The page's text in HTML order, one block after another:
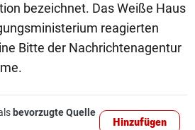
bezeichnet. Das Weiße Haus
reagierten
Bitte der Nachrichtenagentur
bevorzugte Quelle
Hinzufügen